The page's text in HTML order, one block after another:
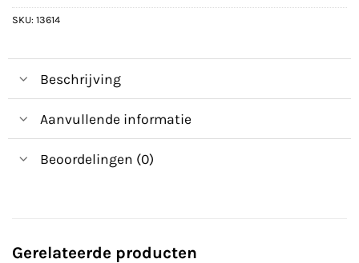
SKU: 13614
Beschrijving
Aanvullende informatie
Beoordelingen (0)
Gerelateerde producten